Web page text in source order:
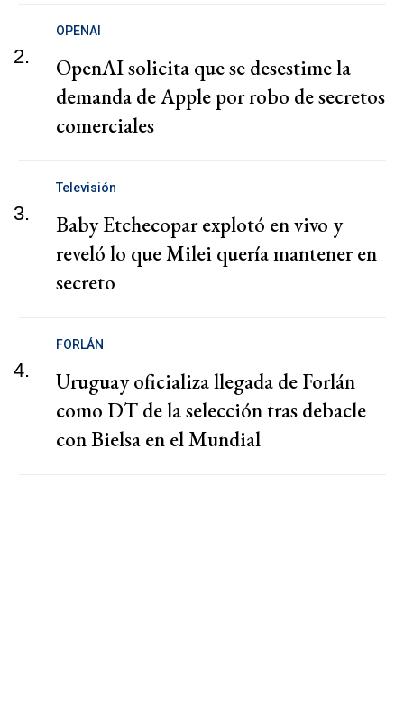
2.
OPENAI
OpenAI solicita que se desestime la
demanda de Apple por robo de secretos
comerciales
3.
Televisión
Baby Etchecopar explotó en vivo y
reveló lo que Milei quería mantener en
secreto
4.
FORLÁN
Uruguay oficializa llegada de Forlán
como DT de la selección tras debacle
con Bielsa en el Mundial